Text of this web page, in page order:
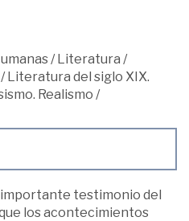
/Literatura /
/Literatura del siglo XIX.
Realismo /
testimonio del
los acontecimientos